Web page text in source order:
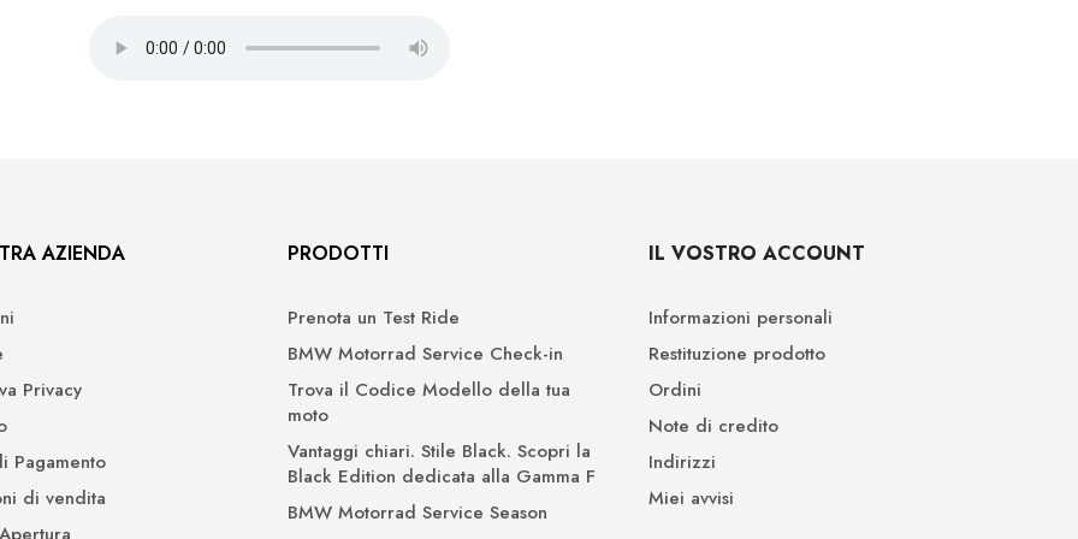
AZIENDA
Privacy
Pagamento
di vendita
PRODOTTI
Prenota un Test Ride
BMW Motorrad Service Check-in
Trova il Codice Modello della tua
moto
Vantaggi chiari. Stile Black. Scopri la
Black Edition dedicata alla Gamma F
BMW Motorrad Service Season
IL VOSTRO ACCOUNT
Informazioni personali
Restituzione prodotto
Ordini
Note di credito
Indirizzi
Miei avvisi